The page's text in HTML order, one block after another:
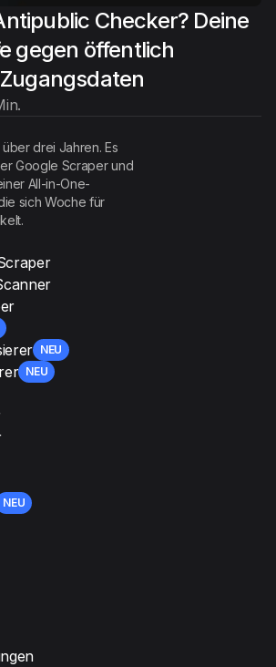
Checker? Deine
gegen öffentlich
drei Jahren. Es
Google Scraper und
All-in-One-
sich Woche für
NEU
NEU
NEU